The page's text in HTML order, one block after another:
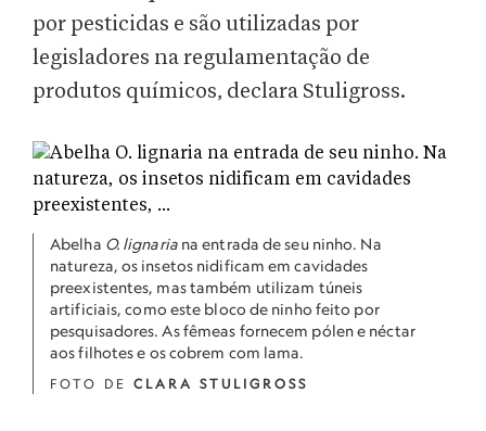
por pesticidas e são utilizadas por
legisladores na regulamentação de
produtos químicos, declara Stuligross.
Abelha O. lignariana entrada de seu ninho. Na
natureza, os insetos nidificam em cavidades
preexistentes, mas também utilizam túneis
artificiais, como este bloco de ninho feito por
pesquisadores. As fêmeas fornecem pólen e néctar
aos filhotes e os cobrem com lama.
FOTO DE CLARA STULIGROSS